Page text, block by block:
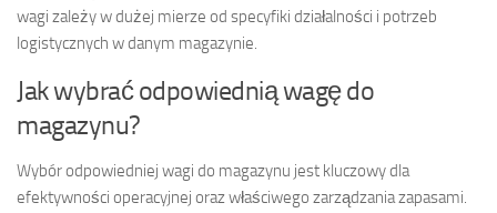
wagi zależy w dużej mierze od specyfiki działalności i potrzeb
logistycznych w danym magazynie.
Jak wybrać odpowiednią wagę do
magazynu?
Wybór odpowiedniej wagi do magazynu jest kluczowy dla
efektywności operacyjnej oraz właściwego zarządzania zapasami.